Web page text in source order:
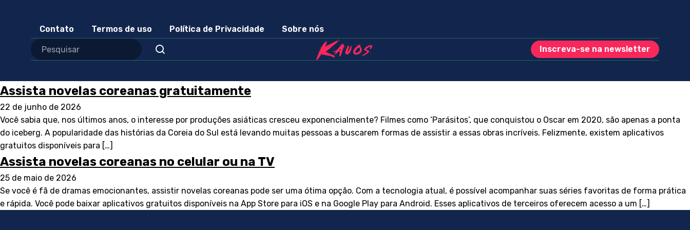
Contato Termos de uso Política de Privacidade Sobre nós
Inscreva-se na newsletter
Assista novelas coreanas gratuitamente
22 de junho de 2026
Você sabia que, nos últimos anos, o interesse por produções asiáticas cresceu exponencialmente? Filmes como ‘Parásitos’, que conquistou o Oscar em 2020, são apenas a ponta
do iceberg. A popularidade das histórias da Coreia do Sul está levando muitas pessoas a buscarem formas de assistir a essas obras incríveis. Felizmente, existem aplicativos
gratuitos disponíveis para […]
Assista novelas coreanas no celular ou na TV
25 de maio de 2026
Se você é fã de dramas emocionantes, assistir novelas coreanas pode ser uma ótima opção. Com a tecnologia atual, é possível acompanhar suas séries favoritas de forma prática
e rápida. Você pode baixar aplicativos gratuitos disponíveis na App Store para iOS e na Google Play para Android. Esses aplicativos de terceiros oferecem acesso a um […]